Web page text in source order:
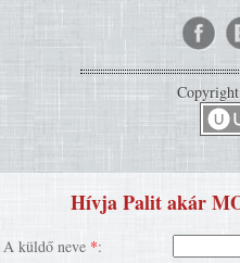
Hívja Palit akár
A küldő neve *: